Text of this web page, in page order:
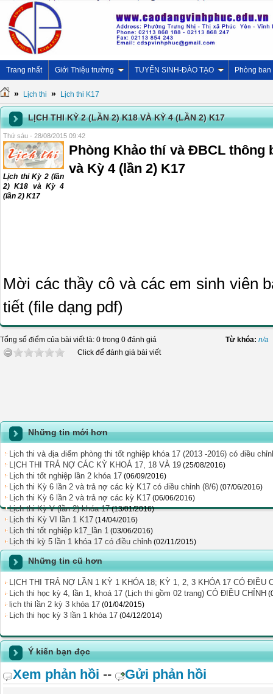
Trang nhất Giới Thiệu trường TUYỂN SINH-ĐÀO TẠO Phòng ban
» Lịch thi » Lịch thi K17
LỊCH THI KỲ 2 (LẦN 2) K18 VÀ KỲ 4 (LẦN 2) K17
Thứ sáu - 28/08/2015 09:42
Lịch thi Kỳ 2 (lần
2) K18 và Kỳ 4
(lần 2) K17
Phòng Khảo thí và ĐBCL thông
và Kỳ 4 (lần 2) K17
Mời các thầy cô và các em sinh viên
tiết (file dạng pdf)
Tổng số điểm của bài viết là: 0 trong 0 đánh giá
Click để đánh giá bài viết
Từ khóa: n/a
Những tin mới hơn
Lịch thi và địa điểm phòng thi tốt nghiệp khóa 17 (2013 -2016) có điều
LỊCH THI TRẢ NỢ CÁC KỲ KHOÁ 17, 18 VÀ 19 (25/08/2016)
Lịch thi tốt nghiệp lần 2 khóa 17 (06/09/2016)
Lịch thi Kỳ 6 lần 2 và trả nợ các kỳ K17 có điều chỉnh (8/6) (07/06/2016)
Lịch thi Kỳ 6 lần 2 và trả nợ các kỳ K17 (06/06/2016)
Lịch thi Kỳ V (lần 2) khóa 17 (13/01/2016)
Lịch thi Kỳ VI lần 1 K17 (14/04/2016)
Lịch thi tốt nghiệp k17_lần 1 (03/06/2016)
Lịch thi kỳ 5 lần 1 khóa 17 có điều chỉnh (02/11/2015)
Những tin cũ hơn
LỊCH THI TRẢ NỢ LẦN 1 KỲ 1 KHÓA 18; KỲ 1, 2, 3 KHÓA 17 CÓ ĐIỀU
Lịch thi học kỳ 4, lần 1, khoá 17 (Lịch thi gồm 02 trang) CÓ ĐIỀU CHỈNH
lịch thi lần 2 kỳ 3 khóa 17 (01/04/2015)
Lịch thi học kỳ 3 lần 1 khóa 17 (04/12/2014)
Ý kiến bạn đọc
Xem phản hồi --
Gửi phản hồi